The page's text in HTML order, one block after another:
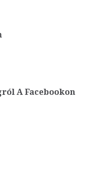
A Facebookon